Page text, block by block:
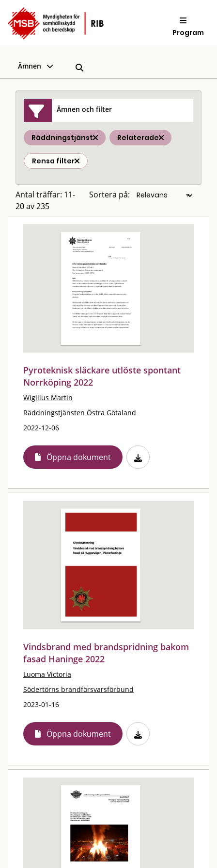
Program
Ämnen
Ämnen och filter
Räddningstjänst Relaterade
Rensa filter
Antal träffar: 11-
20 av 235
Sortera på:
Pyroteknisk släckare utlöste spontant
Norrköping 2022
Wigilius Martin
Räddningstjänsten Östra Götaland
2022-12-06
Öppna dokument
Vindsbrand med brandspridning bakom
fasad Haninge 2022
Luoma Victoria
Södertörns brandförsvarsförbund
2023-01-16
Öppna dokument